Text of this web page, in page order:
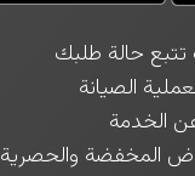
حالة طلبك
الصيانة
الخدمة
المخفضة والحصرية